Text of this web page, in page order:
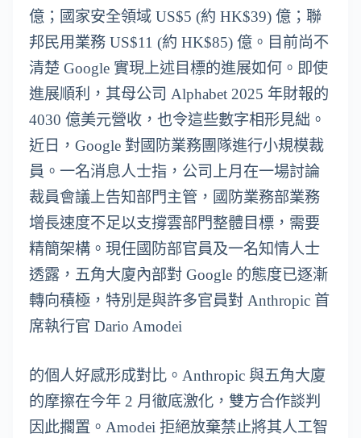
億；國家安全領域 US$5 (約 HK$39) 億；聯
邦民用業務 US$11 (約 HK$85) 億。目前尚不
清楚 Google 實現上述目標的進展如何。即使
進展順利，其母公司 Alphabet 2025 年財報的
4030 億美元營收，也令這些數字相形見絀。
近日，Google 對國防業務團隊進行小規模裁
員。一名消息人士指，公司上月在一場討論
裁員會議上告知部門主管，國防業務部業務
增長速度不足以支撐雲部門整體目標，需要
精簡架構。現任國防部官員及一名知情人士
透露，五角大廈內部對 Google 的態度已逐漸
轉向積極，特別是與許多官員對 Anthropic 首
席執行官 Dario Amodei
的個人好感形成對比。Anthropic 與五角大廈
的摩擦在今年 2 月徹底激化，雙方合作談判
因此擱置。Amodei 拒絕放棄禁止將其人工智